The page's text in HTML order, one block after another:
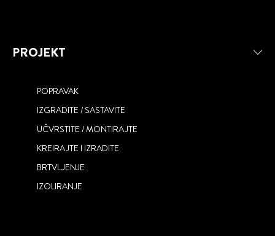
PROJEKT
POPRAVAK
IZGRADITE / SASTAVITE
UČVRSTITE / MONTIRAJTE
KREIRAJTE I IZRADITE
BRTVLJENJE
IZOLIRANJE